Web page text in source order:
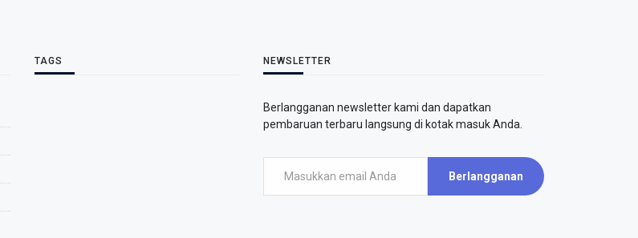
TAGS NEWSLETTER
Berlangganan newsletter kami dan dapatkan
pembaruan terbaru langsung di kotak masuk Anda.
Berlangganan